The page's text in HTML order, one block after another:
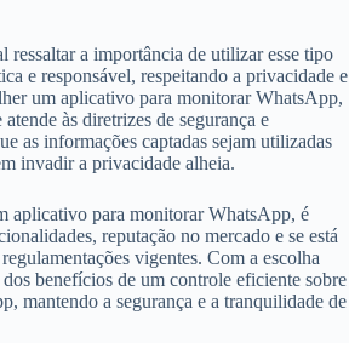
ressaltar a importância de utilizar esse tipo
e responsável, respeitando a privacidade e
um aplicativo para monitorar WhatsApp,
às diretrizes de segurança e
as informações captadas sejam utilizadas
invadir a privacidade alheia.
aplicativo para monitorar WhatsApp, é
reputação no mercado e se está
vigentes. Com a escolha
benefícios de um controle eficiente sobre
mantendo a segurança e a tranquilidade de